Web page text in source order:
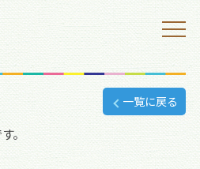
一覧に戻る
。